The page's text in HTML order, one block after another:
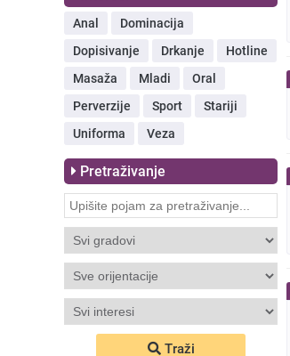
Anal
Dominacija
Dopisivanje
Drkanje
Hotline
Masaža
Mladi
Oral
Perverzije
Sport
Stariji
Uniforma
Veza
Pretraživanje
Traži